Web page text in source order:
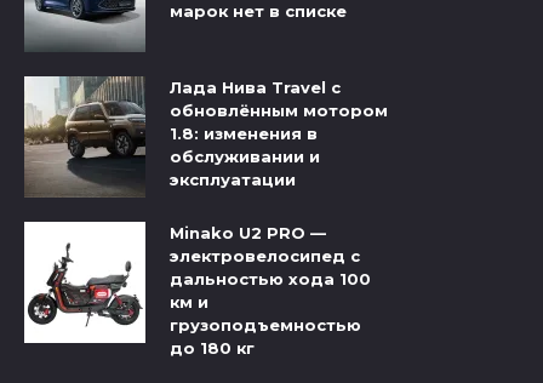
марок нет в списке
Лада Нива Travel с
обновлённым мотором
1.8: изменения в
обслуживании и
эксплуатации
Minako U2 PRO —
электровелосипед с
дальностью хода 100
км и
грузоподъемностью
до 180 кг